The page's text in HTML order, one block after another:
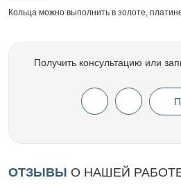
Кольца можно выполнить в золоте,
Получить консультацию или
ОТЗЫВЫ О НАШЕЙ